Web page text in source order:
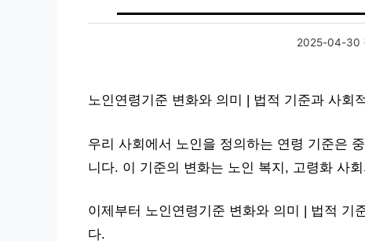
2025-04-30
노인연령기준 변화와 의미 | 법적 기준과 사회
우리 사회에서 노인을 정의하는 연령 기준은
니다. 이 기준의 변화는 노인 복지, 고령화 사
이제부터 노인연령기준 변화와 의미 | 법적 기
다.